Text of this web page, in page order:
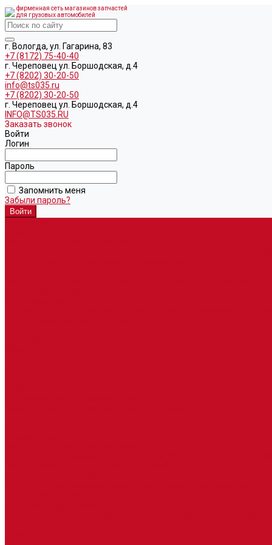
фирменная сеть магазинов запчастей
для грузовых автомобилей
г. Вологда, ул. Гагарина, 83
+7 (8172) 75-40-40
г. Череповец ул. Боршодская, д.4
+7 (8202) 30-20-50
info@ts035.ru
+7 (8202) 30-20-50
г. Череповец ул. Боршодская, д.4
INFO@TS035.RU
Заказать звонок
Войти
Логин
Пароль
Запомнить меня
Забыли пароль?